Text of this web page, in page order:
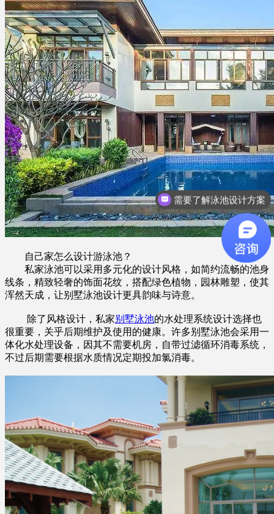
自己家怎么设计游泳池？
私家泳池可以采用多元化的设计风格，如简约流畅的池身
线条，精致轻奢的饰面花纹，搭配绿色植物，园林雕塑，使其
浑然天成，让别墅泳池设计更具韵味与诗意。
除了风格设计，私家别墅泳池的水处理系统设计选择也
很重要，关乎后期维护及使用的健康。许多别墅泳池会采用一
体化水处理设备，因其不需要机房，自带过滤循环消毒系统，
不过后期需要根据水质情况定期投加氯消毒。
需要了解泳池设计方案